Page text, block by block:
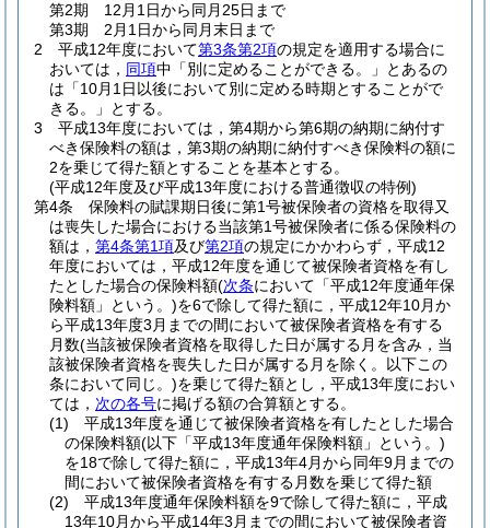
第2期 12月1日から同月25日まで
第3期 2月1日から同月末日まで
2
平成12年度において第3条第2項の規定を適用する場合に
おいては， 同項中「別に定めることができる。」とあるの
は「10月1日以後において別に定める時期とすることがで
きる。」とする。
3
平成13年度においては，第4期から第6期の納期に納付す
べき保険料の額は，第3期の納期に納付すべき保険料の額に
2を乗じて得た額とすることを基本とする。
(平成12年度及び平成13年度における普通徴収の特例)
第4条
保険料の賦課期日後に第1号被保険者の資格を取得又
は喪失した場合における当該第1号被保険者に係る保険料の
額は， 第4条第1項及び第2項の規定にかかわらず，平成12
年度においては，平成12年度を通じて被保険者資格を有し
たとした場合の保険料額(次条において「平成12年度通年保
険料額」という。)を6で除して得た額に，平成12年10月か
ら平成13年度3月までの間において被保険者資格を有する
月数(当該被保険者資格を取得した日が属する月を含み，当
該被保険者資格を喪失した日が属する月を除く。以下この
条において同じ。)を乗じて得た額とし，平成13年度におい
ては， 次の各号に掲げる額の合算額とする。
(1)
平成13年度を通じて被保険者資格を有したとした場合
の保険料額(以下「平成13年度通年保険料額」という。)
を18で除して得た額に，平成13年4月から同年9月までの
間において被保険者資格を有する月数を乗じて得た額
(2)
平成13年度通年保険料額を9で除して得た額に，平成
13年10月から平成14年3月までの間において被保険者資